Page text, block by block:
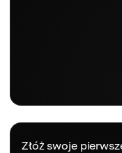
Złóż swoje